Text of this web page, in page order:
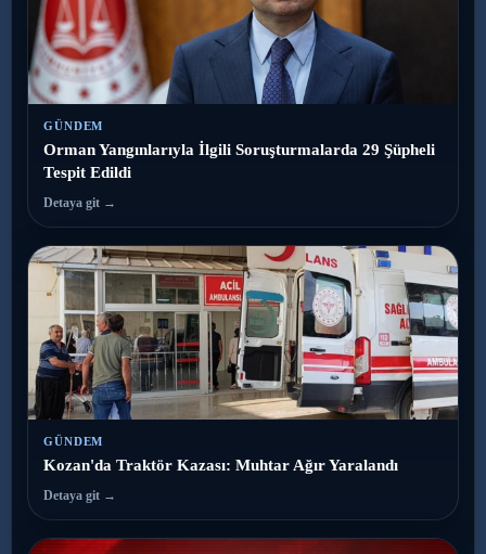
GÜNDEM
Orman Yangınlarıyla İlgili Soruşturmalarda 29 Şüpheli
Tespit Edildi
Detaya git →
GÜNDEM
Kozan'da Traktör Kazası: Muhtar Ağır Yaralandı
Detaya git →